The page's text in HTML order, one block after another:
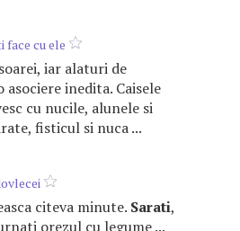
face cu ele
iar alaturi de
asociere inedita. Caisele
cu nucile, alunele si
fisticul si nuca ...
citeva minute. Sarati,
orezul cu legume ...